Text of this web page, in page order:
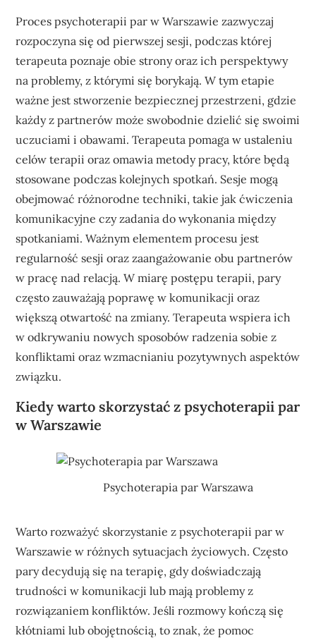
Proces psychoterapii par w Warszawie zazwyczaj
rozpoczyna się od pierwszej sesji, podczas której
terapeuta poznaje obie strony oraz ich perspektywy
na problemy, z którymi się borykają. W tym etapie
ważne jest stworzenie bezpiecznej przestrzeni, gdzie
każdy z partnerów może swobodnie dzielić się swoimi
uczuciami i obawami. Terapeuta pomaga w ustaleniu
celów terapii oraz omawia metody pracy, które będą
stosowane podczas kolejnych spotkań. Sesje mogą
obejmować różnorodne techniki, takie jak ćwiczenia
komunikacyjne czy zadania do wykonania między
spotkaniami. Ważnym elementem procesu jest
regularność sesji oraz zaangażowanie obu partnerów
w pracę nad relacją. W miarę postępu terapii, pary
często zauważają poprawę w komunikacji oraz
większą otwartość na zmiany. Terapeuta wspiera ich
w odkrywaniu nowych sposobów radzenia sobie z
konfliktami oraz wzmacnianiu pozytywnych aspektów
związku.
Kiedy warto skorzystać z psychoterapii par
w Warszawie
Psychoterapia par Warszawa
Warto rozważyć skorzystanie z psychoterapii par w
Warszawie w różnych sytuacjach życiowych. Często
pary decydują się na terapię, gdy doświadczają
trudności w komunikacji lub mają problemy z
rozwiązaniem konfliktów. Jeśli rozmowy kończą się
kłótniami lub obojętnością, to znak, że pomoc